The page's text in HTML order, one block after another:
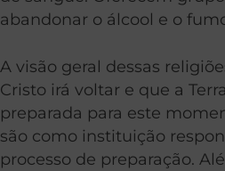
abandonar o álcool e o
A visão geral dessas
Cristo irá voltar e que a
preparada para este
são como instituição
processo de preparação.